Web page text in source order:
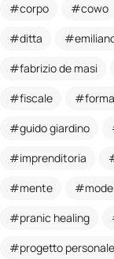
corpo
cowo
ditta
fabrizio de masi
fiscale
guido giardino
imprenditoria
mente
pranic healing
progetto personale